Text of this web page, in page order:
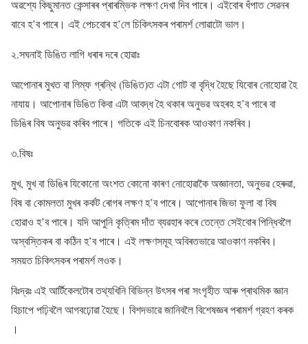
অৱশ্যে কিছুমানত কেন্সাৰৰ প্ৰাৰম্ভিক লক্ষণ দেখা দিব পাৰে। এইবোৰ ধঁপাত সেৱনৰ
বাবে হ’ব পাৰে। এই পেচবোৰ হ’লে চিকিৎসকৰ পৰামৰ্শ লোৱাটো ভাল।
২.সঘনাই ডিঙিত লাগি ধৰাৰ দৰে হোৱাঃ
আপোনাৰ মুখত বা লিম্ফ গ্ৰন্থি (ডিঙিত)ত এটা গোট বা বৃদ্ধি হৈছে যিবোৰ নোহোৱা হৈ
নাযায়। আপোনাৰ ডিঙিত কিবা এটা আবদ্ধ হৈ থকাৰ অনুভৱ অহৰহ হ’ব পাৰে বা
ডিঙিৰ বিষ অনুভৱ কৰিব পাৰে। গতিকে এই চিনবোৰক আওকাণ নকৰিব।
৩.বিষঃ
মুখ, মুখ বা ডিঙিৰ যিকোনো অংশত কোনো কাৰণ নোহোৱাকৈ অজ্ঞানতা, অনুভৱ হেৰুৱা,
বিষ বা কোমলতা মুখৰ কৰ্কট ৰোগৰ লক্ষণ হ’ব পাৰে। আপোনাৰ জিভা ফুলা বা বিষ
হোৱাও হ’ব পাৰে। যদি আপুনি কৃত্ৰিম দাঁত ব্যৱহাৰ কৰে তেন্তে সেইবোৰ পিন্ধিবলৈ
অস্বস্তিকৰ বা কঠিন হ’ব পাৰে। এই লক্ষণসমূহ অবিৰতভাৱে আওকাণ নকৰিব।
সময়ত চিকিৎসকৰ পৰামৰ্শ লওক।
বিঃদ্রঃ এই আর্টিকেলটোৰ তথ্যখিনি বিভিন্ন উৎসৰ পৰা সংগৃহীত আৰু প্ৰাথমিক জ্ঞান
হিচাপে পঢ়িবলৈ আগবঢ়োৱা হৈছে। বিশদভাৱে জানিবলৈ বিশেষজ্ঞৰ পৰামৰ্শ গ্রহণ কৰক
।